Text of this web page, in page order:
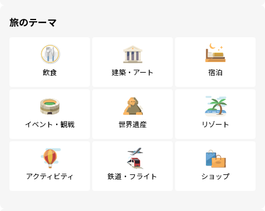
旅のテーマ
飲食 建築・アート 宿泊
イベント・観戦 世界遺産 リゾート
アクティビティ 鉄道・フライト ショップ